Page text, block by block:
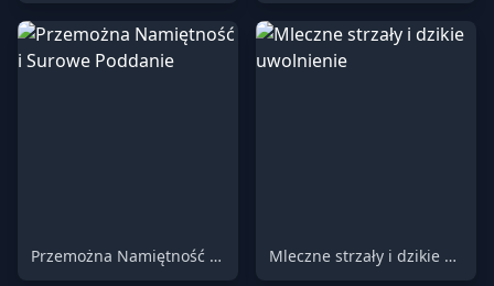
Przemożna Namiętność i Surowe Poddanie Mleczne strzały i dzikie uwolnienie